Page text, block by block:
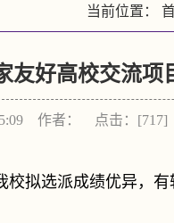
当前位置：
友好高校交流项
作者： 点击：[717]
拟选派成绩优异，